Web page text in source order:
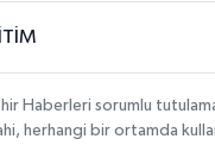
Haberleri sorumlu
herhangi bir ortamda